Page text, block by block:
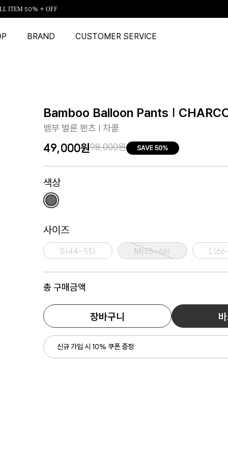
ITEM 50% + OFF
BRAND CUSTOMER SERVICE
Bamboo Balloon Pants |
뱀부 벌룬 팬츠 | 차콜
49,000원98,000원
색상
사이즈
S(44-55) M(55-66)
총 구매금액
장바구니
신규 가입 시 10% 쿠폰 증정